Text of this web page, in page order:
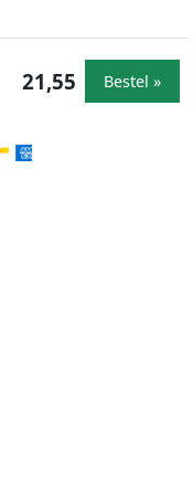
21,55 Bestel »